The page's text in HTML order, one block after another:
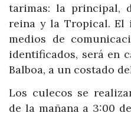
tarimas: la principal,
reina y la Tropical. El
medios de
identificados, será en
Balboa, a un costado
Los culecos se
de la mañana a 3:00